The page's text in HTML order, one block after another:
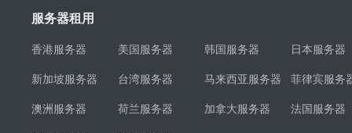
服务器租用
香港服务器 美国服务器 韩国服务器 日本服务器
新加坡服务器 台湾服务器 马来西亚服务器 菲律宾服务
澳洲服务器 荷兰服务器 加拿大服务器 法国服务器